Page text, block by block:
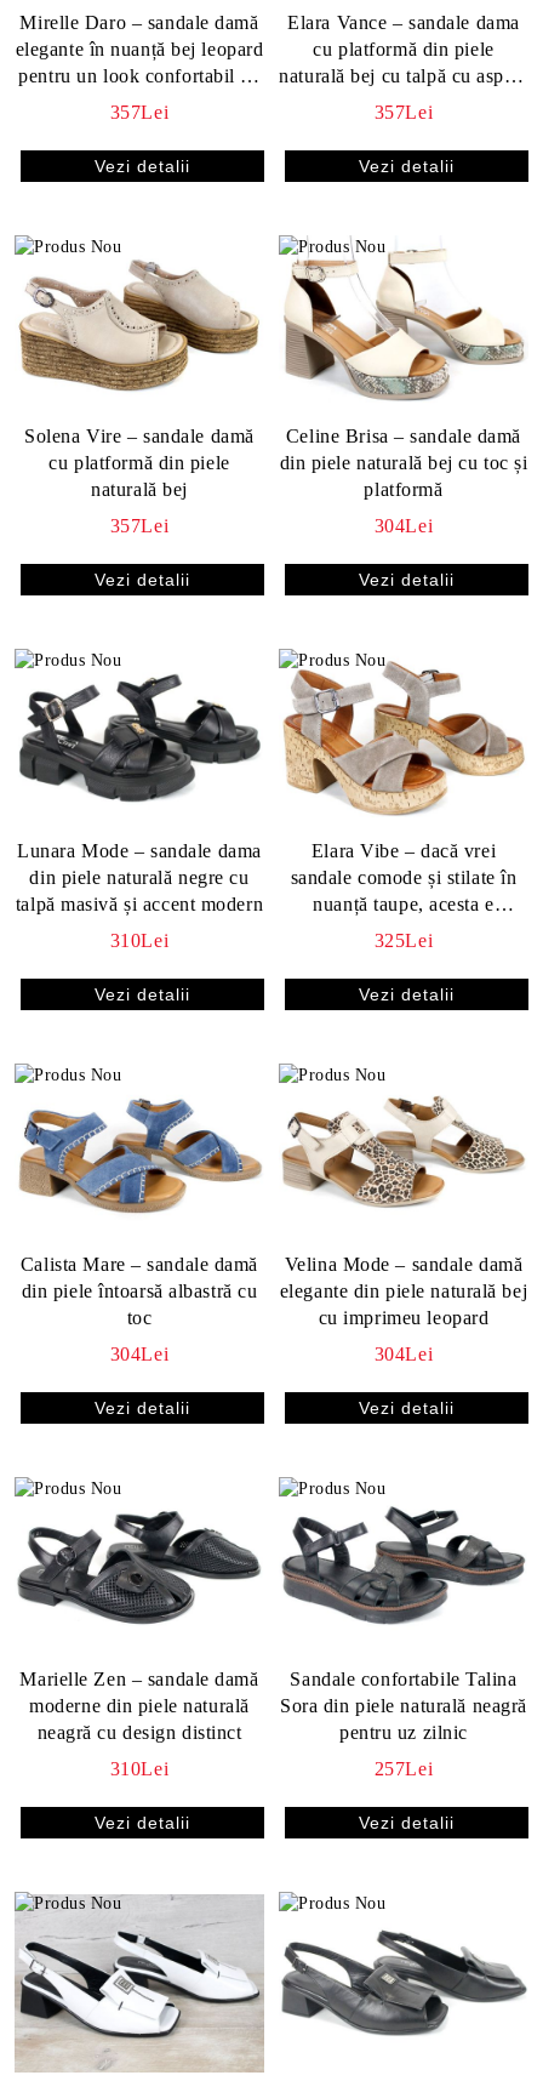
Mirelle Daro – sandale damă
elegante în nuanță bej leopard
pentru un look confortabil de
vară
357Lei
Vezi detalii
Elara Vance – sandale dama
cu platformă din piele
naturală bej cu talpă cu aspect
natural
357Lei
Vezi detalii
Solena Vire – sandale damă
cu platformă din piele
naturală bej
357Lei
Vezi detalii
Celine Brisa – sandale damă
din piele naturală bej cu toc și
platformă
304Lei
Vezi detalii
Lunara Mode – sandale dama
din piele naturală negre cu
talpă masivă și accent modern
310Lei
Vezi detalii
Elara Vibe – dacă vrei
sandale comode și stilate în
nuanță taupe, acesta e
modelul tău
325Lei
Vezi detalii
Calista Mare – sandale damă
din piele întoarsă albastră cu
toc
304Lei
Vezi detalii
Velina Mode – sandale damă
elegante din piele naturală bej
cu imprimeu leopard
304Lei
Vezi detalii
Marielle Zen – sandale damă
moderne din piele naturală
neagră cu design distinct
310Lei
Vezi detalii
Sandale confortabile Talina
Sora din piele naturală neagră
pentru uz zilnic
257Lei
Vezi detalii